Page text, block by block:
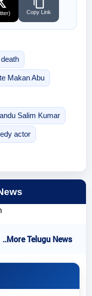
Copy Link
Makan Abu
Salim Kumar
actor
..More Telugu News